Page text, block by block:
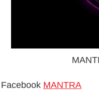
Facebook MANTRA